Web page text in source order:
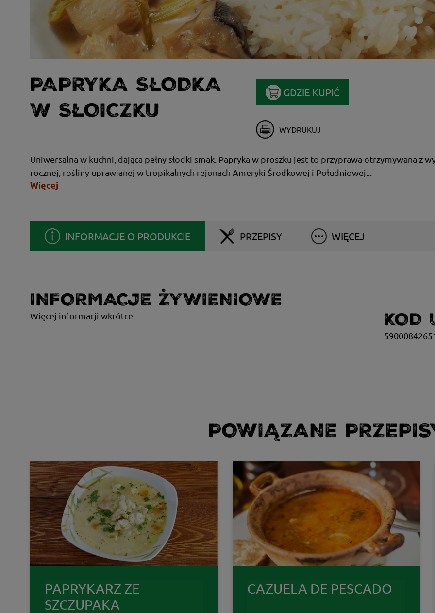
PAPRYKA SŁODKA
W SŁOICZKU
GDZIE KUPIĆ
WYDRUKUJ
Uniwersalna w kuchni, dająca pełny słodki smak. Papryka w proszku jest to przyprawa otrzymywana z
rocznej, rośliny uprawianej w tropikalnych rejonach Ameryki Środkowej i Południowej...
Więcej
INFORMACJE O PRODUKCIE PRZEPISY WIĘCEJ
INFORMACJE ŻYWIENIOWE
Więcej informacji wkrótce KOD
POWIĄZANE
PAPRYKARZ ZE
SZCZUPAKA
CAZUELA DE PESCADO